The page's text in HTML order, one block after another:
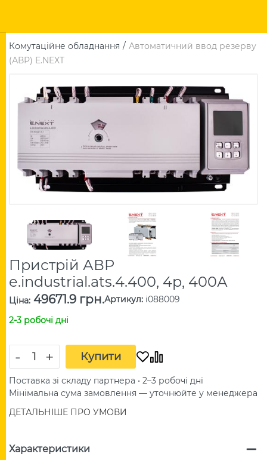
Комутаційне обладнання
Автоматичний ввод резерву
(АВР) E.NEXT
Пристрій АВР
e.industrial.ats.4.400, 4p, 400А
Ціна: 49671.9 грн.Артикул: i088009
2-3 робочі дні
- + Купити
Поставка зі складу партнера • 2–3 робочі дні
Мінімальна сума замовлення — уточнюйте у менеджера
ДЕТАЛЬНІШЕ ПРО УМОВИ
Характеристики